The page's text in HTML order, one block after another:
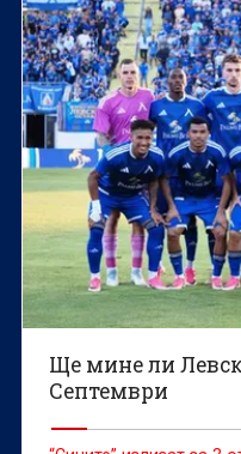
Ще мине ли
Септември